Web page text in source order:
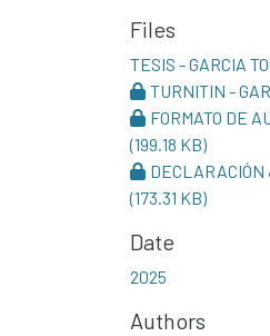
Files
TESIS - GARCIA
TURNITIN -
FORMATO DE
(199.18 KB)
DECLARACIÓN
(173.31 KB)
Date
2025
Authors